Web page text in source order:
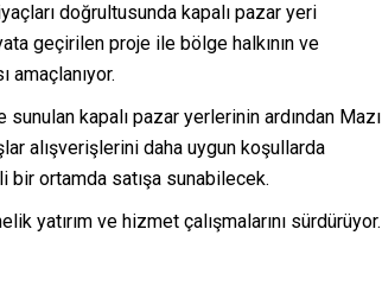
doğrultusunda kapalı pazar yeri
geçirilen proje ile bölge halkının ve
amaçlanıyor.
kapalı pazar yerlerinin ardından Mazı
alışverişlerini daha uygun koşullarda
ortamda satışa sunabilecek.
yatırım ve hizmet çalışmalarını sürdürüyor.